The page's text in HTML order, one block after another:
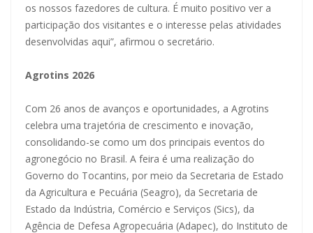
os nossos fazedores de cultura. É muito positivo ver a
participação dos visitantes e o interesse pelas atividades
desenvolvidas aqui”, afirmou o secretário.
Agrotins 2026
Com 26 anos de avanços e oportunidades, a Agrotins
celebra uma trajetória de crescimento e inovação,
consolidando-se como um dos principais eventos do
agronegócio no Brasil. A feira é uma realização do
Governo do Tocantins, por meio da Secretaria de Estado
da Agricultura e Pecuária (Seagro), da Secretaria de
Estado da Indústria, Comércio e Serviços (Sics), da
Agência de Defesa Agropecuária (Adapec), do Instituto de